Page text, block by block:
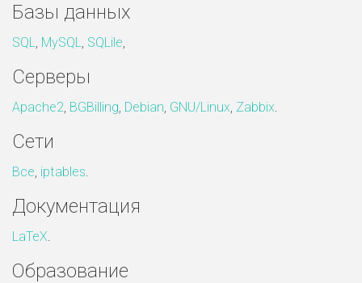
Базы данных
SQL, MySQL, SQLile,
Серверы
Apache2, BGBilling, Debian, GNU/Linux, Zabbix.
Сети
Все, iptables.
Документация
LaTeX.
Образование